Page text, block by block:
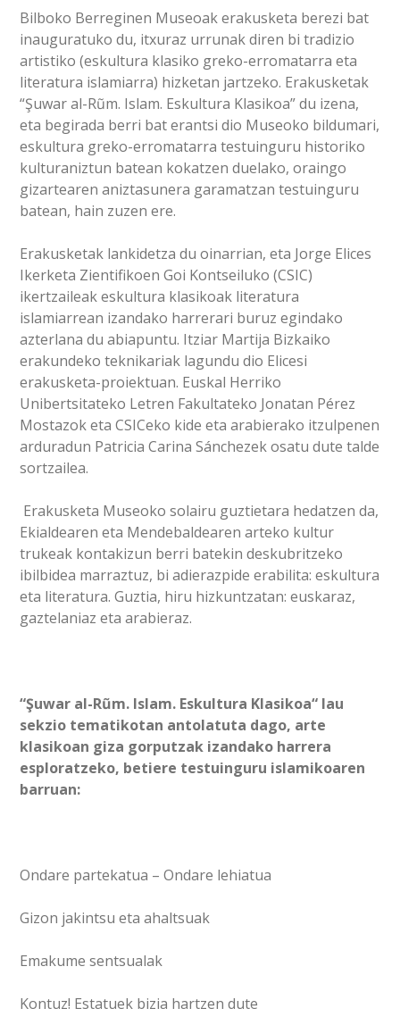
Bilboko Berreginen Museoak erakusketa berezi bat
inauguratuko du, itxuraz urrunak diren bi tradizio
artistiko (eskultura klasiko greko-erromatarra eta
literatura islamiarra) hizketan jartzeko. Erakusketak
“Şuwar al-Rũm. Islam. Eskultura Klasikoa” du izena,
eta begirada berri bat erantsi dio Museoko bildumari,
eskultura greko-erromatarra testuinguru historiko
kulturaniztun batean kokatzen duelako, oraingo
gizartearen aniztasunera garamatzan testuinguru
batean, hain zuzen ere.
Erakusketak lankidetza du oinarrian, eta Jorge Elices
Ikerketa Zientifikoen Goi Kontseiluko (CSIC)
ikertzaileak eskultura klasikoak literatura
islamiarrean izandako harrerari buruz egindako
azterlana du abiapuntu. Itziar Martija Bizkaiko
erakundeko teknikariak lagundu dio Elicesi
erakusketa-proiektuan. Euskal Herriko
Unibertsitateko Letren Fakultateko Jonatan Pérez
Mostazok eta CSICeko kide eta arabierako itzulpenen
arduradun Patricia Carina Sánchezek osatu dute talde
sortzailea.
Erakusketa Museoko solairu guztietara hedatzen da,
Ekialdearen eta Mendebaldearen arteko kultur
trukeak kontakizun berri batekin deskubritzeko
ibilbidea marraztuz, bi adierazpide erabilita: eskultura
eta literatura. Guztia, hiru hizkuntzatan: euskaraz,
gaztelaniaz eta arabieraz.
“Şuwar al-Rũm. Islam. Eskultura Klasikoa“ lau
sekzio tematikotan antolatuta dago, arte
klasikoan giza gorputzak izandako harrera
esploratzeko, betiere testuinguru islamikoaren
barruan:
Ondare partekatua – Ondare lehiatua
Gizon jakintsu eta ahaltsuak
Emakume sentsualak
Kontuz! Estatuek bizia hartzen dute